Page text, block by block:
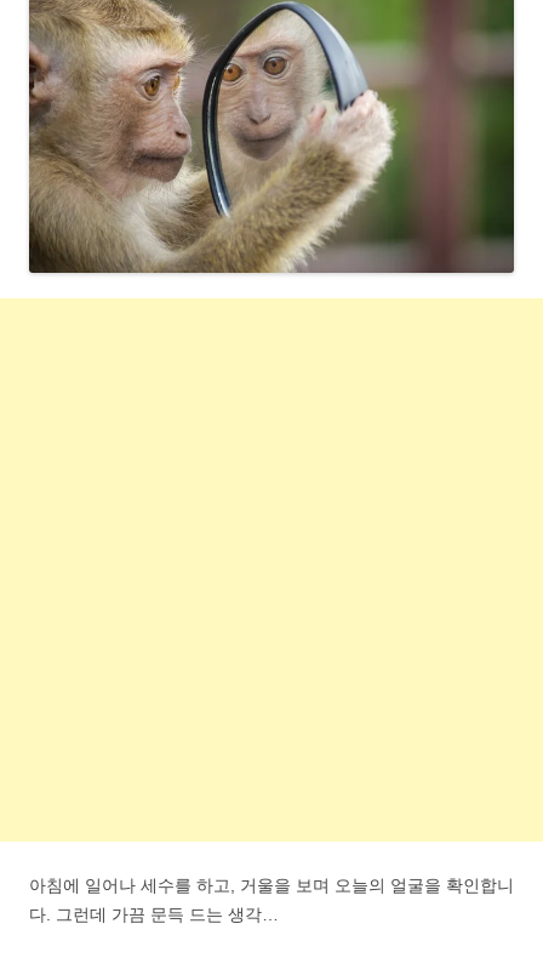
아침에 일어나 세수를 하고, 거울을 보며 오늘의 얼굴을 확인합니
다. 그런데 가끔 문득 드는 생각…